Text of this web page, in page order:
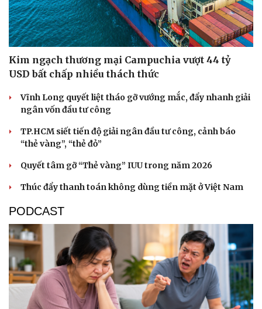
Kim ngạch thương mại Campuchia vượt 44 tỷ
USD bất chấp nhiều thách thức
Vĩnh Long quyết liệt tháo gỡ vướng mắc, đẩy nhanh giải
ngân vốn đầu tư công
TP.HCM siết tiến độ giải ngân đầu tư công, cảnh báo
“thẻ vàng”, “thẻ đỏ”
Quyết tâm gỡ “Thẻ vàng” IUU trong năm 2026
Thúc đẩy thanh toán không dùng tiền mặt ở Việt Nam
PODCAST